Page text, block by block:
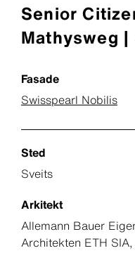
Senior
Mathysweg |
Fasade
Swisspearl Nobilis
Sted
Sveits
Arkitekt
Allemann Bauer
Architekten ETH